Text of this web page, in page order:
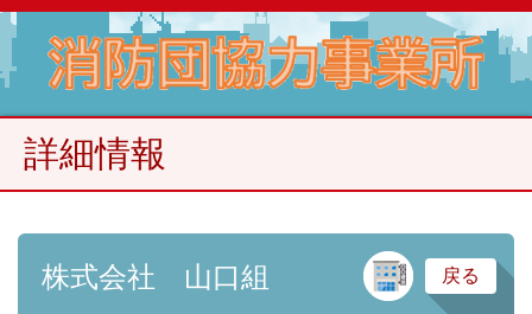
詳細情報
株式会社 山口組 建
戻る